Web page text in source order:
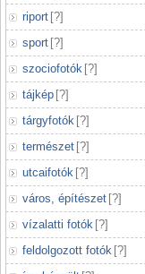
riport [?]
sport [?]
szociofotók [?]
tájkép [?]
tárgyfotók [?]
természet [?]
utcaifotók [?]
város, építészet [?]
vízalatti fotók [?]
feldolgozott fotók [?]